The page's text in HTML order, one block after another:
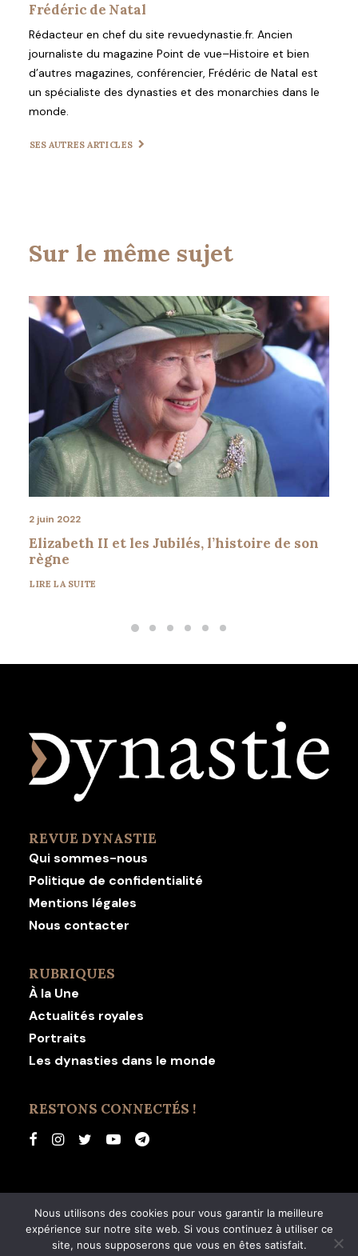
Frédéric de Natal
Rédacteur en chef du site revuedynastie.fr. Ancien
journaliste du magazine Point de vue–Histoire et bien
d’autres magazines, conférencier, Frédéric de Natal est
un spécialiste des dynasties et des monarchies dans le
monde.
SES AUTRES ARTICLES
Sur le même sujet
2 juin 2022
Elizabeth II et les Jubilés, l’histoire de son
règne
LIRE LA SUITE
REVUE DYNASTIE
Qui sommes-nous
Politique de confidentialité
Mentions légales
Nous contacter
RUBRIQUES
À la Une
Actualités royales
Portraits
Les dynasties dans le monde
RESTONS CONNECTÉS !
© 2026 Revue Dynastie. | Tous droits réservés.
Nous utilisons des cookies pour vous garantir la meilleure
expérience sur notre site web. Si vous continuez à utiliser ce
site, nous supposerons que vous en êtes satisfait.